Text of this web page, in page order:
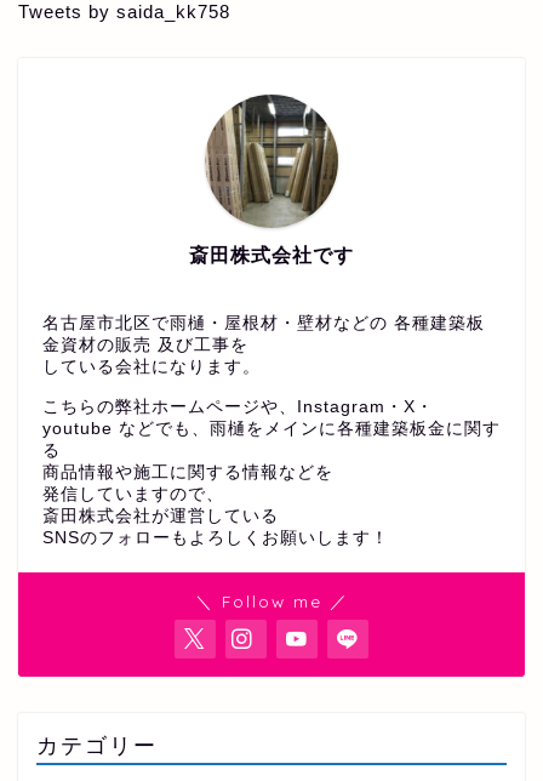
Tweets by saida_kk758
斎田株式会社です
名古屋市北区で雨樋・屋根材・壁材などの 各種建築板
金資材の販売 及び工事を
している会社になります。
こちらの弊社ホームページや、Instagram・X・
youtube などでも、雨樋をメインに各種建築板金に関す
る
商品情報や施工に関する情報などを
発信していますので、
斎田株式会社が運営している
SNSのフォローもよろしくお願いします！
＼ Follow me ／
カテゴリー